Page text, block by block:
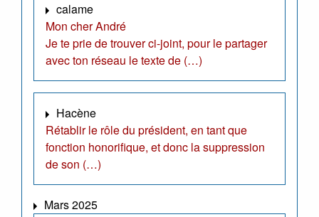
calame
Mon cher André
Je te prie de trouver ci-joint, pour le partager
avec ton réseau le texte de (…)
Hacène
Rétablir le rôle du président, en tant que
fonction honorifique, et donc la suppression
de son (…)
Mars 2025